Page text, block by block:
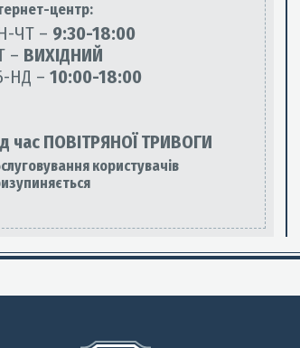
центр:
ЧТ – 9:30-18:00
– ВИХІДНИЙ
НД – 10:00-18:00
час ПОВІТРЯНОЇ ТРИВОГИ
користувачів